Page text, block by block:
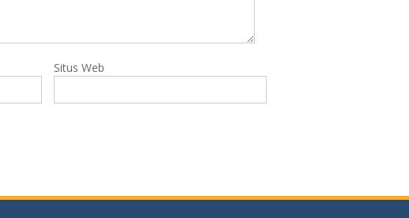
Situs Web